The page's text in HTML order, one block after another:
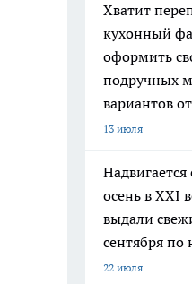
Хватит
кухонный
оформить
подручных
вариантов
13 июля
Надвигается
осень в XXI
выдали
сентября по
22 июля